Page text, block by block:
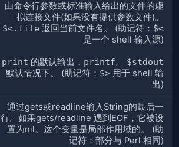
由命令行参数或标准输入给出的文件的虚
拟连接文件(如果没有提供参数文件)。
$<.file 返回当前文件名。 (助记符： $<
是一个 shell 输入源)
print 的默认输出， printf。 $stdout
默认情况下。 (助记符： $> 用于 shell 输
出)
通过gets或readline输入String的最后一
行。如果gets/readline 遇到EOF，它被设
置为nil。这个变量是局部作用域的。 (助
记符：部分与 Perl 相同)